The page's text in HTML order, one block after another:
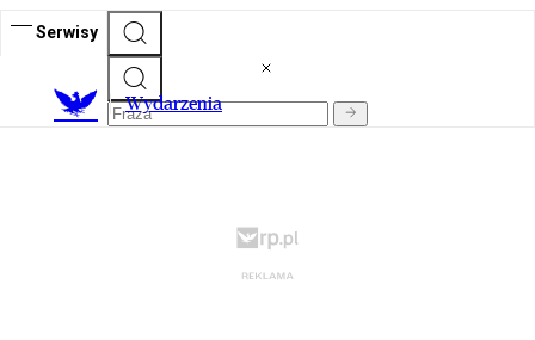
Serwisy
Wydarzenia